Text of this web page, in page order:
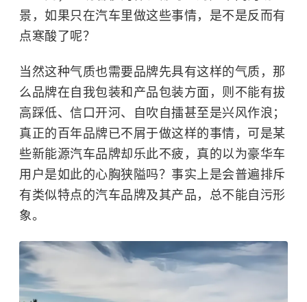
景，如果只在汽车里做这些事情，是不是反而有
点寒酸了呢？
当然这种气质也需要品牌先具有这样的气质，那
么品牌在自我包装和产品包装方面，则不能有拔
高踩低、信口开河、自吹自擂甚至是兴风作浪；
真正的百年品牌已不屑于做这样的事情，可是某
些新能源汽车品牌却乐此不疲，真的以为豪华车
用户是如此的心胸狭隘吗？事实上是会普遍排斥
有类似特点的汽车品牌及其产品，总不能自污形
象。